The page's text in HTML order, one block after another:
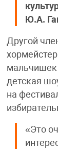
Ю.А.
Другой
мальчишек
детская
на
«Это